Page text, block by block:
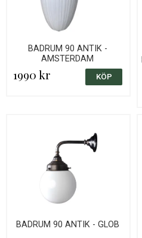
BADRUM 90 ANTIK -
AMSTERDAM
1990 kr
BADRUM 90 ANTIK - GLOB